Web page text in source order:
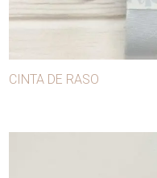
CINTA DE RASO